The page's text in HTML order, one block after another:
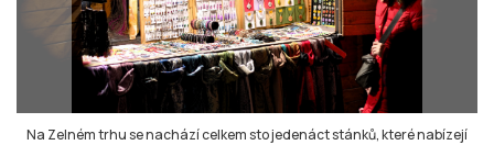
Na Zelném trhu se nachází celkem sto jedenáct stánků, které nabízejí